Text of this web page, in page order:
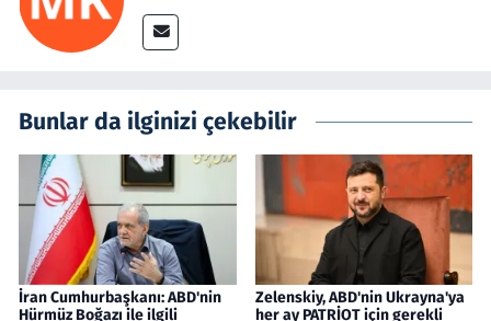
Bunlar da ilginizi çekebilir
İran Cumhurbaşkanı: ABD'nin
Hürmüz Boğazı ile ilgili
Zelenskiy, ABD'nin Ukrayna'ya
her ay PATRİOT için gerekli